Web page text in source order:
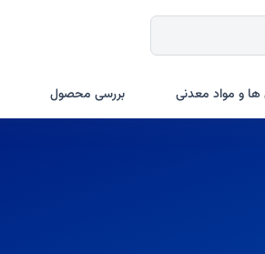
ها و مواد معدنی بررسی محصول